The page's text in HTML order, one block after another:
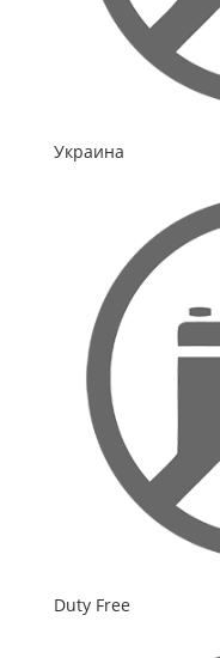
Украина
Duty Free